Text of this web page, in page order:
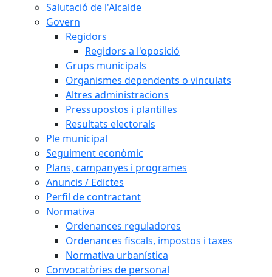
Salutació de l'Alcalde
Govern
Regidors
Regidors a l'oposició
Grups municipals
Organismes dependents o vinculats
Altres administracions
Pressupostos i plantilles
Resultats electorals
Ple municipal
Seguiment econòmic
Plans, campanyes i programes
Anuncis / Edictes
Perfil de contractant
Normativa
Ordenances reguladores
Ordenances fiscals, impostos i taxes
Normativa urbanística
Convocatòries de personal